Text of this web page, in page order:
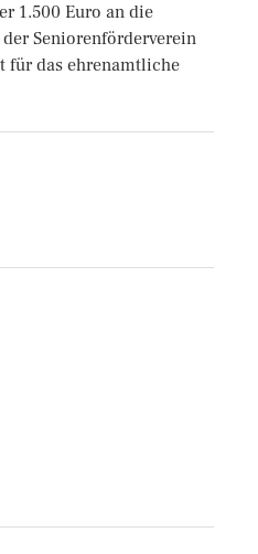
1.500 Euro an die
Seniorenförderverein
für das ehrenamtliche